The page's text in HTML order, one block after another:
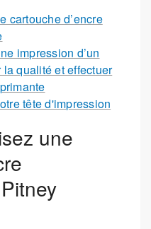
cartouche d’encre
impression d’un
qualité et effectuer
tête d'impression
une